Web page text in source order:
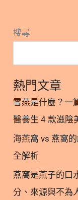
DHA濃度猛比較
生理差異：「消
長 Intestinal
表面積
surface area
Horse馬 草食
1.1 : 1 Dog狗 雜
Human人類 雜
0.6 : 1 (吸收面積
道表面積（吸收
貓咪長度更是只
Omega-3指數、
｜活動力與關節
毛亮澤、皮膚屏
腦、視力與認知
擇、怎麼吃？
蝦油｜建議攝取
師總結 6. 寵物磷
｜更多閱讀 延伸
伸閱讀
效？完整從消化
品質磷蝦油怎麼
驚
為
何
Omega-
吸
收
率
更
搜尋
熱門文章
雪燕是什麼？一
醫養生 4 款滋陰
海燕窩 vs 燕窩
全解析
燕窩是燕子的口
分、來源與不為